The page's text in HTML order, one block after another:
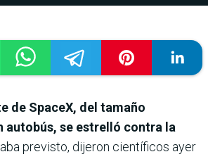
de SpaceX, del tamaño
autobús, se estrelló contra la
previsto, dijeron científicos ayer